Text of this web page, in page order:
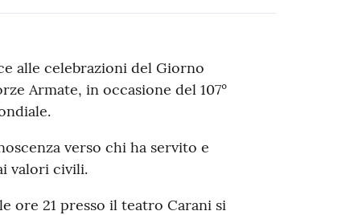
alle celebrazioni del Giorno
Armate, in occasione del 107°
verso chi ha servito e
valori civili.
ore 21 presso il teatro Carani si